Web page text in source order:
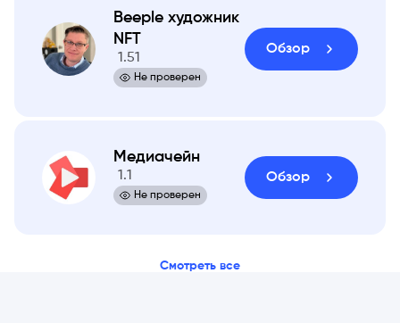
Beeple художник
NFT
1.51
Не проверен
Обзор
Медиачейн
1.1
Не проверен
Обзор
Смотреть все